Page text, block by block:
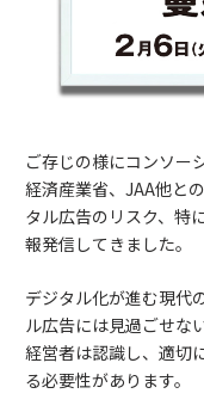
ご存じの様にコンソー
経済産業省、JAA他と
タル広告のリスク、特
報発信してきました。
デジタル化が進む現代
ル広告には見過ごせな
経営者は認識し、適切
る必要性があります。